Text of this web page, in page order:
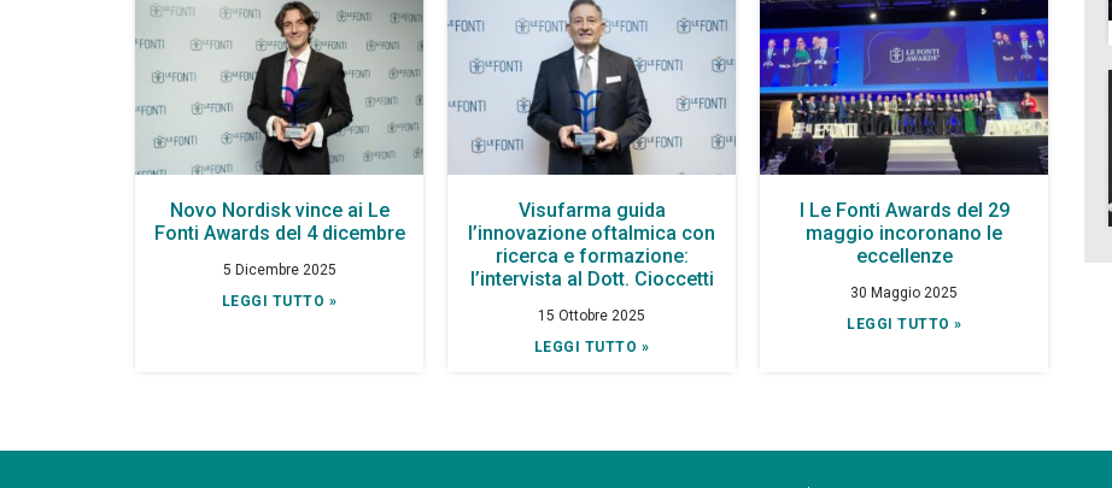
Novo Nordisk vince ai Le
Fonti Awards del 4 dicembre
5 Dicembre 2025
LEGGI TUTTO »
Visufarma guida
l’innovazione oftalmica con
ricerca e formazione:
l’intervista al Dott. Cioccetti
15 Ottobre 2025
LEGGI TUTTO »
I Le Fonti Awards del 29
maggio incoronano le
eccellenze
30 Maggio 2025
LEGGI TUTTO »